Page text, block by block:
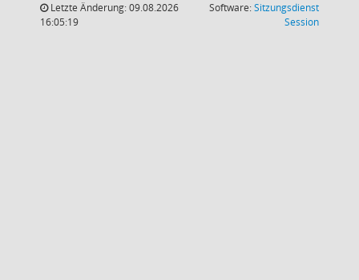
Letzte Änderung: 09.08.2026
16:05:19
Software:Sitzungsdienst
Session(Wird in